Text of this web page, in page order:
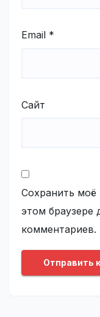
Email *
Сайт
Сохранить моё
этом
комментариев.